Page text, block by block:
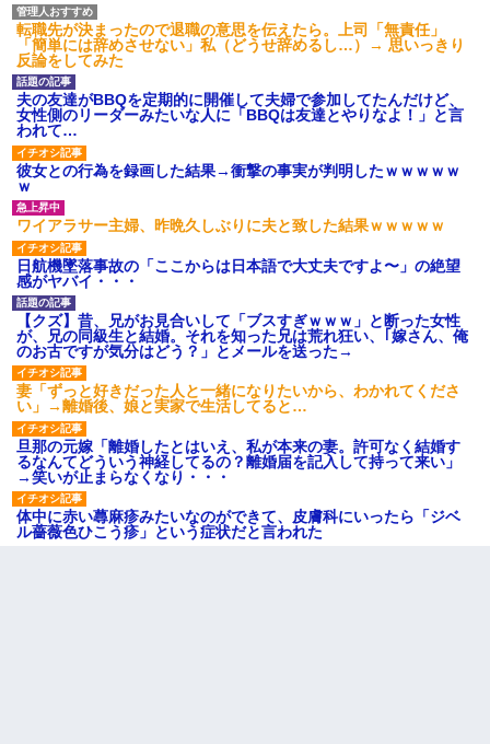
転職先が決まったので退職の意思を伝えたら。上司「無責任」
「簡単には辞めさせない」私（どうせ辞めるし…）→ 思いっきり
反論をしてみた
夫の友達がBBQを定期的に開催して夫婦で参加してたんだけど、
女性側のリーダーみたいな人に「BBQは友達とやりなよ！」と言
われて…
彼女との行為を録画した結果→衝撃の事実が判明したｗｗｗｗｗ
ｗ
ワイアラサー主婦、昨晩久しぶりに夫と致した結果ｗｗｗｗｗ
日航機墜落事故の「ここからは日本語で大丈夫ですよ〜」の絶望
感がヤバイ・・・
【クズ】昔、兄がお見合いして「ブスすぎｗｗｗ」と断った女性
が、兄の同級生と結婚。それを知った兄は荒れ狂い、｢嫁さん、俺
のお古ですが気分はどう？」とメールを送った→
妻「ずっと好きだった人と一緒になりたいから、わかれてくださ
い」→離婚後、娘と実家で生活してると…
旦那の元嫁「離婚したとはいえ、私が本来の妻。許可なく結婚す
るなんてどういう神経してるの？離婚届を記入して持って来い」
→笑いが止まらなくなり・・・
体中に赤い蕁麻疹みたいなのができて、皮膚科にいったら「ジベ
ル薔薇色ひこう疹」という症状だと言われた